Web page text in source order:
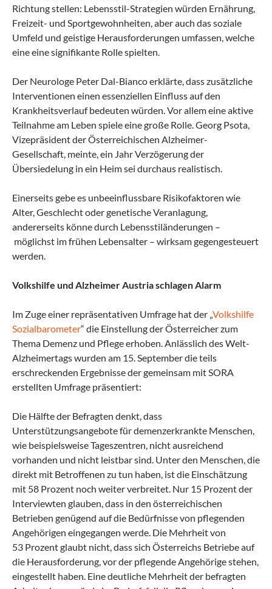
Richtung stellen: Lebensstil-Strategien würden Ernährung,
Freizeit- und Sportgewohnheiten, aber auch das soziale
Umfeld und geistige Herausforderungen umfassen, welche
eine eine signifikante Rolle spielten.
Der Neurologe Peter Dal-Bianco erklärte, dass zusätzliche
Interventionen einen essenziellen Einfluss auf den
Krankheitsverlauf bedeuten würden. Vor allem eine aktive
Teilnahme am Leben spiele eine große Rolle. Georg Psota,
Vizepräsident der Österreichischen Alzheimer-
Gesellschaft, meinte, ein Jahr Verzögerung der
Übersiedelung in ein Heim sei durchaus realistisch.
Einerseits gebe es unbeeinflussbare Risikofaktoren wie
Alter, Geschlecht oder genetische Veranlagung,
andererseits könne durch Lebensstiländerungen –
möglichst im frühen Lebensalter – wirksam gegengesteuert
werden.
Volkshilfe und Alzheimer Austria schlagen Alarm
Im Zuge einer repräsentativen Umfrage hat der „Volkshilfe
Sozialbarometer“ die Einstellung der Österreicher zum
Thema Demenz und Pflege erhoben. Anlässlich des Welt-
Alzheimertags wurden am 15. September die teils
erschreckenden Ergebnisse der gemeinsam mit SORA
erstellten Umfrage präsentiert:
Die Hälfte der Befragten denkt, dass
Unterstützungsangebote für demenzerkrankte Menschen,
wie beispielsweise Tageszentren, nicht ausreichend
vorhanden und nicht leistbar sind. Unter den Menschen, die
direkt mit Betroffenen zu tun haben, ist die Einschätzung
mit 58 Prozent noch weiter verbreitet. Nur 15 Prozent der
Interviewten glauben, dass in den österreichischen
Betrieben genügend auf die Bedürfnisse von pflegenden
Angehörigen eingegangen werde. Die Mehrheit von
53 Prozent glaubt nicht, dass sich Österreichs Betriebe auf
die Herausforderung, vor der pflegende Angehörige stehen,
eingestellt haben. Eine deutliche Mehrheit der befragten